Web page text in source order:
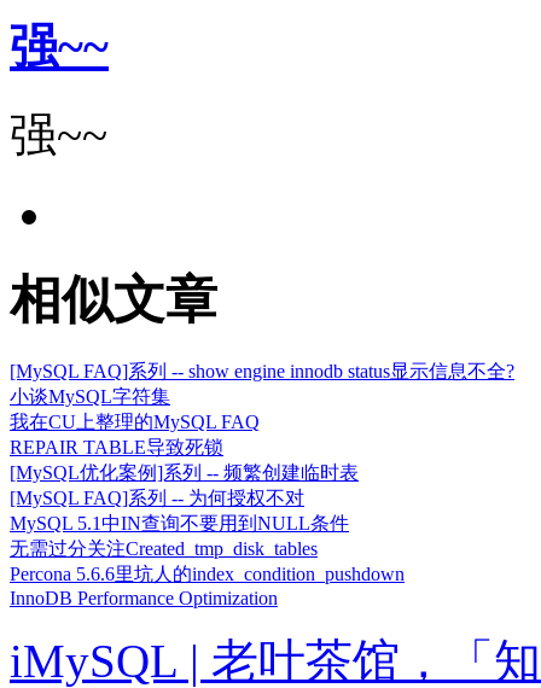
强~~
强~~
相似文章
[MySQL FAQ]系列 -- show engine innodb status显示信息不全?
小谈MySQL字符集
我在CU上整理的MySQL FAQ
REPAIR TABLE导致死锁
[MySQL优化案例]系列 -- 频繁创建临时表
[MySQL FAQ]系列 -- 为何授权不对
MySQL 5.1中IN查询不要用到NULL条件
无需过分关注Created_tmp_disk_tables
Percona 5.6.6里坑人的index_condition_pushdown
InnoDB Performance Optimization
iMySQL | 老叶茶馆，「